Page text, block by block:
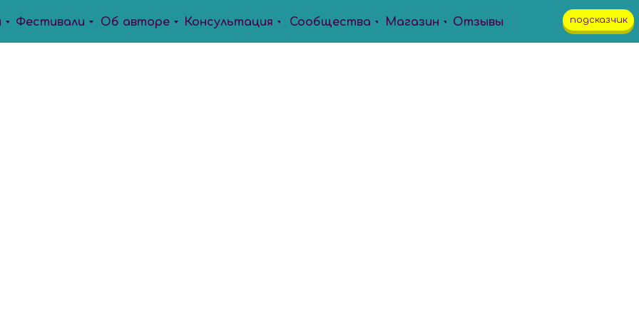
Отзывы
Об авторе Магазин
Консультация Сообщества подсказчик
Фестивали